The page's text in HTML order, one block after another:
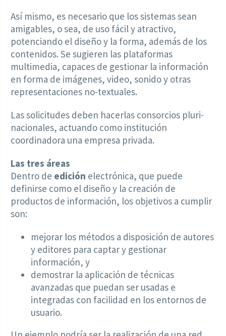
Así mismo, es necesario que los sistemas sean
amigables, o sea, de uso fácil y atractivo,
potenciando el diseño y la forma, además de los
contenidos. Se sugieren las plataformas
multimedia, capaces de gestionar la información
en forma de imágenes, video, sonido y otras
representaciones no-textuales.
Las solicitudes deben hacerlas consorcios pluri-
nacionales, actuando como institución
coordinadora una empresa privada.
Las tres áreas
Dentro de edición electrónica, que puede
definirse como el diseño y la creación de
productos de información, los objetivos a cumplir
son:
mejorar los métodos a disposición de autores
y editores para captar y gestionar
información, y
demostrar la aplicación de técnicas
avanzadas que puedan ser usadas e
integradas con facilidad en los entornos de
usuario.